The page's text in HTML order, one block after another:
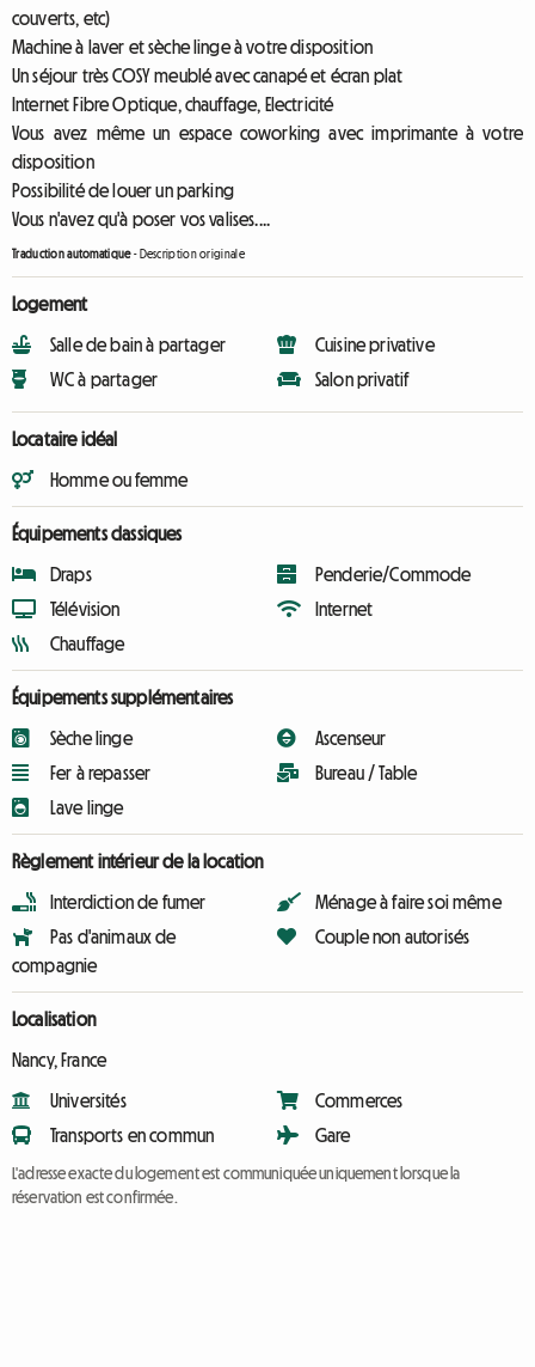
couverts, etc)
Machine à laver et sèche linge à votre disposition
Un séjour très COSY meublé avec canapé et écran plat
Internet Fibre Optique, chauffage, Electricité
Vous avez même un espace coworking avec imprimante à votre
disposition
Possibilité de louer un parking
Vous n'avez qu'à poser vos valises....
Traduction automatique- Description originale
Logement
Salle de bain à partager
WC à partager
Cuisine privative
Salon privatif
Locataire idéal
Homme ou femme
Équipements classiques
Draps
Télévision
Chauffage
Penderie/Commode
Internet
Équipements supplémentaires
Sèche linge
Fer à repasser
Lave linge
Ascenseur
Bureau / Table
Règlement intérieur de la location
Interdiction de fumer
Pas d'animaux de
compagnie
Ménage à faire soi même
Couple non autorisés
Localisation
Nancy, France
Universités
Transports en commun
Commerces
Gare
L'adresse exacte du logement est communiquée uniquement lorsque la
réservation est confirmée.